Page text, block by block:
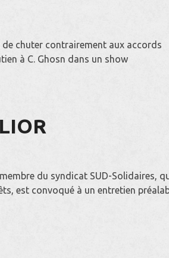
chuter contrairement aux accords
à C. Ghosn dans un show
du syndicat SUD-Solidaires,
est convoqué à un entretien